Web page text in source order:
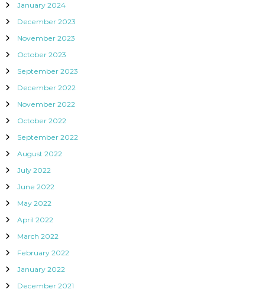
January 2024
December 2023
November 2023
October 2023
September 2023
December 2022
November 2022
October 2022
September 2022
August 2022
July 2022
June 2022
May 2022
April 2022
March 2022
February 2022
January 2022
December 2021